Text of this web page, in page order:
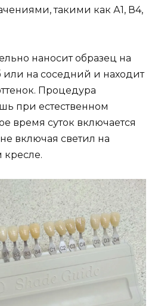
такими как А1, В4,
наносит образец на
на соседний и находит
Процедура
при естественном
время суток включается
включая светил на
кресле.